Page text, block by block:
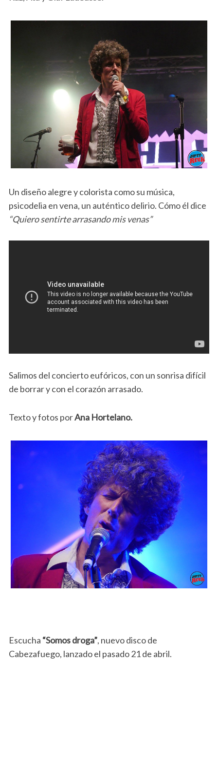
Un diseño alegre y colorista como su música,
psicodelia en vena, un auténtico delirio. Cómo él dice
“Quiero sentirte arrasando mis venas”
Salimos del concierto eufóricos, con un sonrisa difícil
de borrar y con el corazón arrasado.
Texto y fotos porAna Hortelano.
Escucha “Somos droga”, nuevo disco de
Cabezafuego, lanzado el pasado 21 de abril.